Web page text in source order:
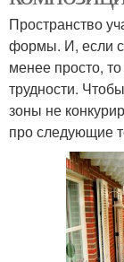
Пространство
формы. И, если с
менее просто,
трудности.
зоны не
про следующие